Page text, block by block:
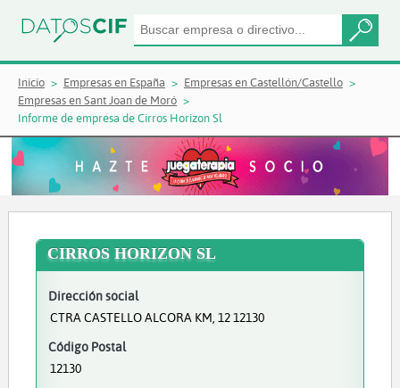
Inicio Empresas en España
Empresas en Castellón/Castello
Empresas en Sant Joan de Moró
Informe de empresa de Cirros Horizon Sl
CIRROS HORIZON SL
Dirección social
CTRA CASTELLO ALCORA KM, 12 12130
Código Postal
12130